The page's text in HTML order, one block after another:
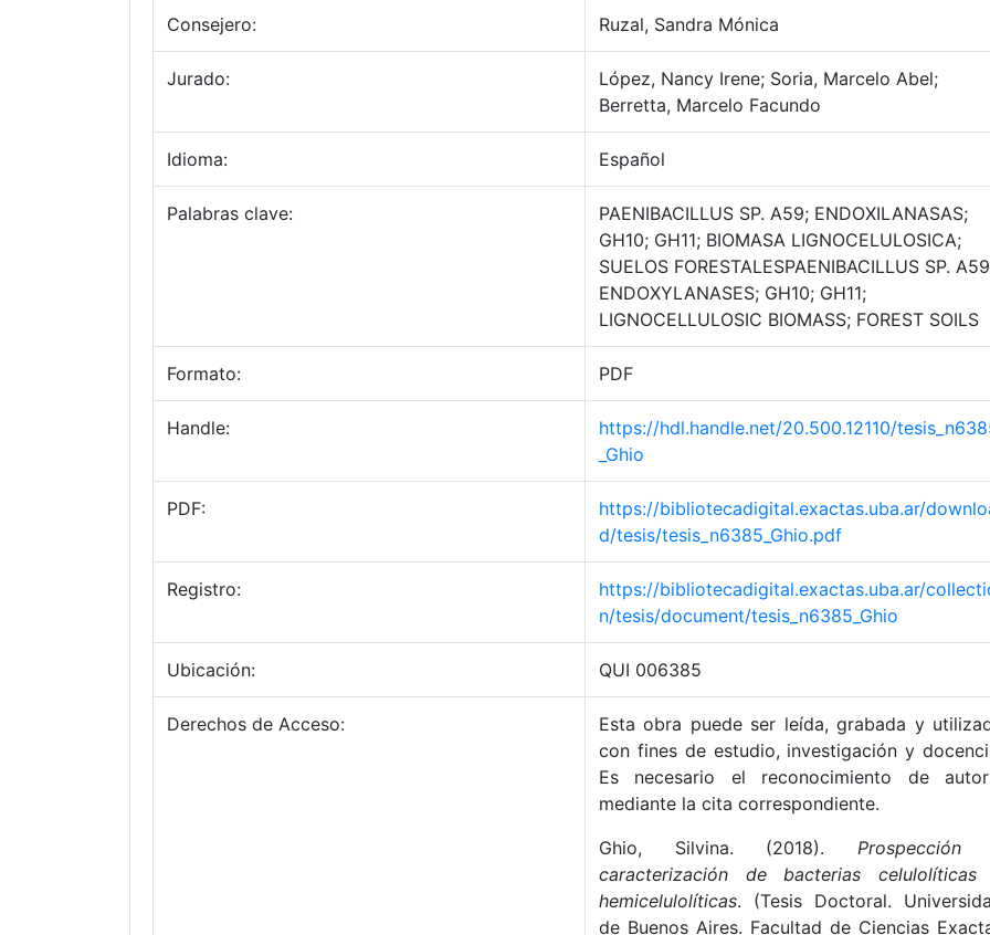
Consejero: Ruzal, Sandra Mónica
Jurado:
López, Nancy Irene; Soria, Marcelo Abel;
Berretta, Marcelo Facundo
Idioma: Español
Palabras clave:
PAENIBACILLUS SP. A59; ENDOXILANASAS;
GH10; GH11; BIOMASA LIGNOCELULOSICA;
SUELOS FORESTALESPAENIBACILLUS SP.
ENDOXYLANASES; GH10; GH11;
LIGNOCELLULOSIC BIOMASS; FOREST SOILS
Formato: PDF
Handle:
https://hdl.handle.net/20.500.12110/
_Ghio
PDF:
https://bibliotecadigital.exactas.uba.ar/
d/tesis/tesis_n6385_Ghio.pdf
Registro:
https://bibliotecadigital.exactas.uba.ar/
n/tesis/document/tesis_n6385_Ghio
Ubicación: QUI 006385
Derechos de Acceso:
Esta obra puede ser leída, grabada y
con fines de estudio, investigación y
Es necesario el reconocimiento de
mediante la cita correspondiente.
Ghio, Silvina. (2018). Prospección
caracterización de bacterias
hemicelulolíticas. (Tesis Doctoral.
de Buenos Aires. Facultad de Ciencias